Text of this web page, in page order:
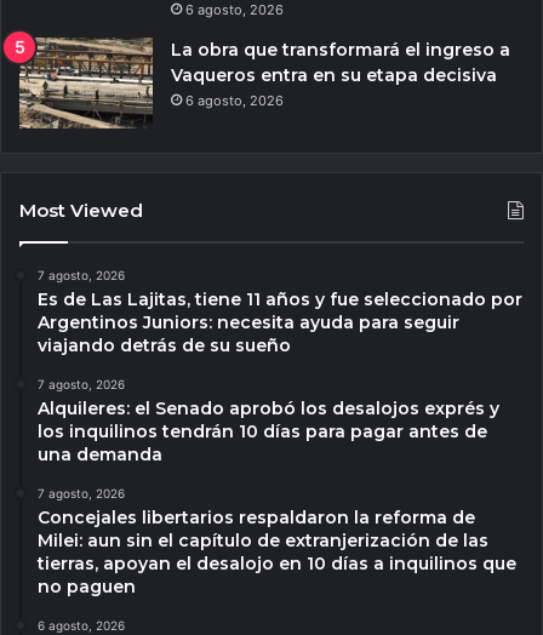
6 agosto, 2026
La obra que transformará el ingreso a
Vaqueros entra en su etapa decisiva
6 agosto, 2026
Most Viewed
7 agosto, 2026
Es de Las Lajitas, tiene 11 años y fue seleccionado por
Argentinos Juniors: necesita ayuda para seguir
viajando detrás de su sueño
7 agosto, 2026
Alquileres: el Senado aprobó los desalojos exprés y
los inquilinos tendrán 10 días para pagar antes de
una demanda
7 agosto, 2026
Concejales libertarios respaldaron la reforma de
Milei: aun sin el capítulo de extranjerización de las
tierras, apoyan el desalojo en 10 días a inquilinos que
no paguen
6 agosto, 2026